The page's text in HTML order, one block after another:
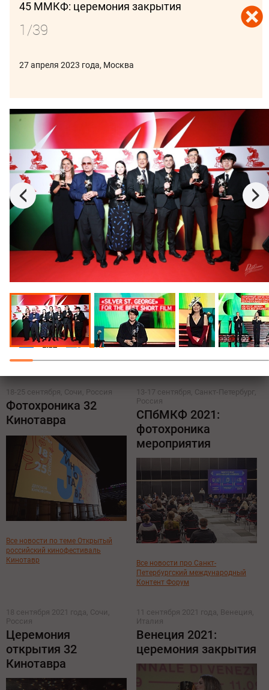
ПОДПИСАТЬСЯ
В ФОКУСЕ: ВЕНЕЦИЯ 2026 СПБМКФ 2026
ПИТЧИНГИ
КИНОБИЗНЕС
28 сентября, Лондон
Мировая премьера
блокбастера «Не
время умирать»
25 сентября, Сочи, Россия
Закрытие 32
Кинотавра
Все новости по теме Открытый
Кинотавр
18-25 сентября, Сочи, Россия
Фотохроника 32
Кинотавра
Все новости по теме Открытый
российский кинофестиваль
Кинотавр
13-17 сентября, Санкт-Петербург,
Россия
СПбМКФ 2021:
фотохроника
мероприятия
Все новости про Санкт-
Петербургский международный
Контент Форум
18 сентября 2021 года, Сочи,
Россия
Церемония
открытия 32
Кинотавра
11 сентября 2021 года, Венеция,
Италия
Венеция 2021:
церемония закрытия
45 ММКФ: церемония закрытия
1/39
27 апреля 2023 года, Москва
Поделиться: